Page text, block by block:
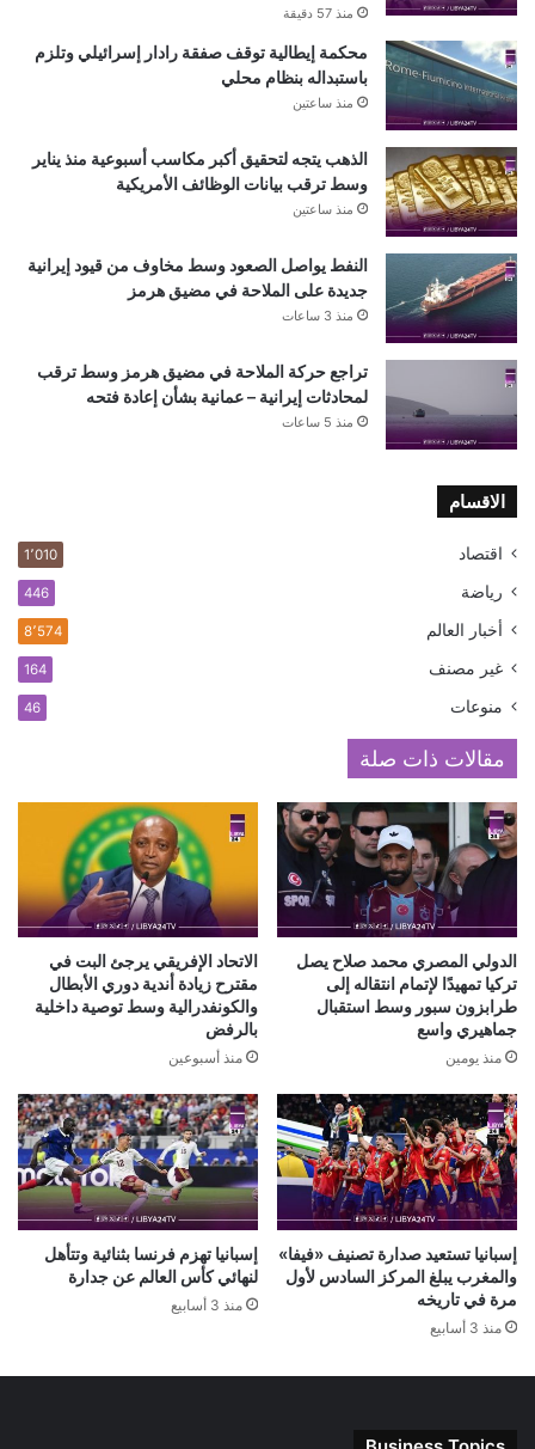
منذ 57 دقيقة
محكمة إيطالية توقف صفقة رادار إسرائيلي وتلزم
باستبداله بنظام محلي
منذ ساعتين
الذهب يتجه لتحقيق أكبر مكاسب أسبوعية منذ يناير
وسط ترقب بيانات الوظائف الأمريكية
منذ ساعتين
النفط يواصل الصعود وسط مخاوف من قيود إيرانية
جديدة على الملاحة في مضيق هرمز
منذ 3 ساعات
تراجع حركة الملاحة في مضيق هرمز وسط ترقب
لمحادثات إيرانية – عمانية بشأن إعادة فتحه
منذ 5 ساعات
الاقسام
اقتصاد 1٬010
رياضة 446
أخبار العالم 8٬574
غير مصنف 164
منوعات 46
مقالات ذات صلة
الدولي المصري محمد صلاح يصل
تركيا تمهيدًا لإتمام انتقاله إلى
طرابزون سبور وسط استقبال
جماهيري واسع
منذ يومين
الاتحاد الإفريقي يرجئ البت في
مقترح زيادة أندية دوري الأبطال
والكونفدرالية وسط توصية داخلية
بالرفض
منذ أسبوعين
إسبانيا تستعيد صدارة تصنيف «فيفا»
والمغرب يبلغ المركز السادس لأول
مرة في تاريخه
منذ 3 أسابيع
إسبانيا تهزم فرنسا بثنائية وتتأهل
لنهائي كأس العالم عن جدارة
منذ 3 أسابيع